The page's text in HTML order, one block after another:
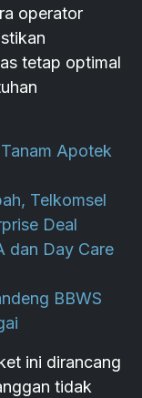
operator
tetap optimal
Apotek
Telkomsel
Deal
dan Day Care
BBWS
ini dirancang
tidak